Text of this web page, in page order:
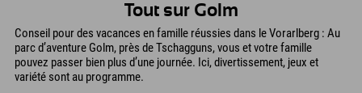
Tout sur Golm
Conseil pour des vacances en famille réussies dans le Vorarlberg : Au
parc d’aventure Golm, près de Tschagguns, vous et votre famille
pouvez passer bien plus d’une journée. Ici, divertissement, jeux et
variété sont au programme.